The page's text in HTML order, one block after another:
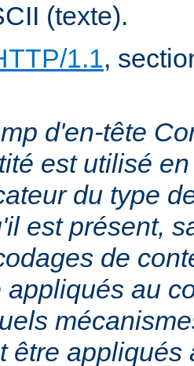
(texte).
1.1,
d'en-tête
est utilisé
du type
est présent,
de
appliqués au
être appliqués